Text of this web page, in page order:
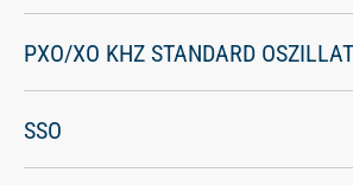
PXO/XO KHZ STANDARD
SSO